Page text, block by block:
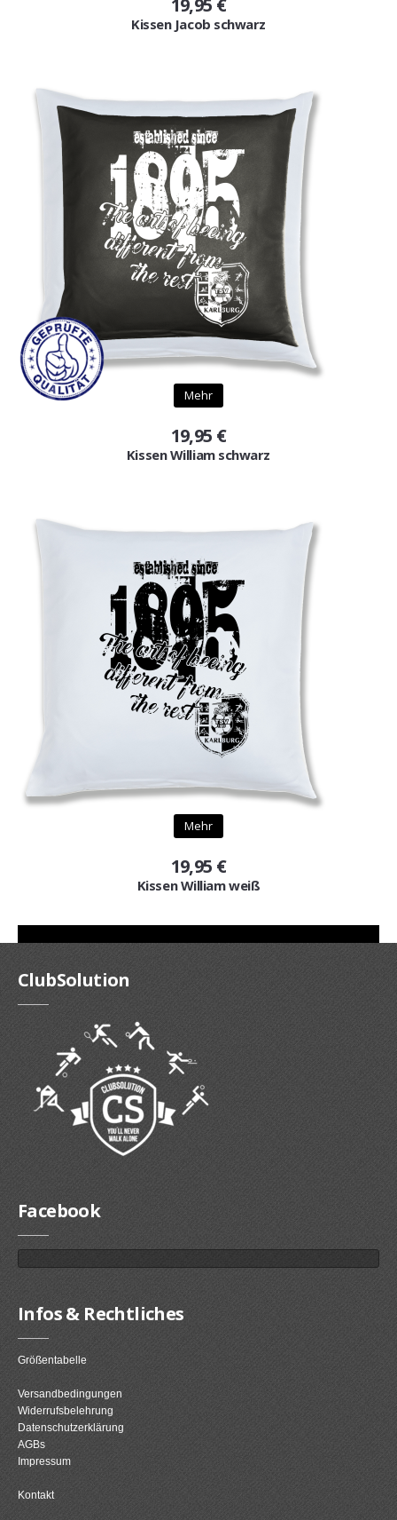
19,95 €
Kissen Jacob schwarz
Mehr
19,95 €
Kissen William schwarz
Mehr
19,95 €
Kissen William weiß
ClubSolution
Facebook
Infos & Rechtliches
Größentabelle
Versandbedingungen
Widerrufsbelehrung
Datenschutzerklärung
AGBs
Impressum
Kontakt